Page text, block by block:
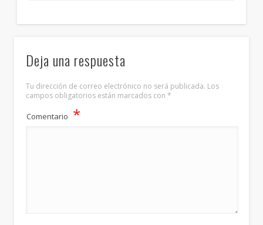
Deja una respuesta
Tu dirección de correo electrónico no será publicada. Los
campos obligatorios están marcados con*
Comentario *